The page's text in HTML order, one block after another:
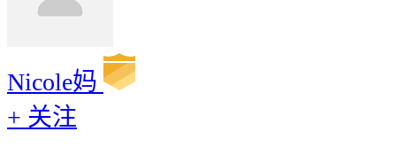
Nicole妈
+ 关注